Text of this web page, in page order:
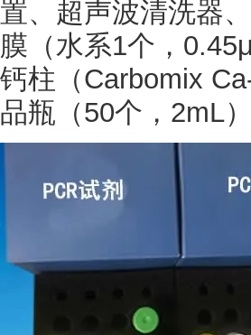
置、超声波清洗器
膜（水系1个，
钙柱（Carbomix
品瓶（50个，2mL